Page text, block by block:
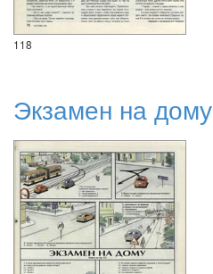
118
Экзамен на дому